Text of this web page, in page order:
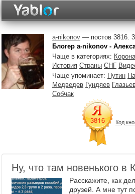
Неделя
Месяц
Рейтинги
Архив
Фототоп
a-nikonov — постов 3816.
Блогер a-nikonov -
Чаще в категориях:
История Страны СНГ
Чаще упоминает: Путин
Медведев Гундяев
Собчак
Код
Ну, что там новенького в
Расскажите, как
друзей. А мне тут